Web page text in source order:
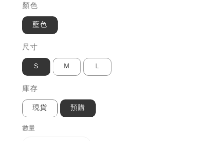
顏色
藍色
尺寸
Ｓ Ｍ Ｌ
庫存
現貨 預購
數量